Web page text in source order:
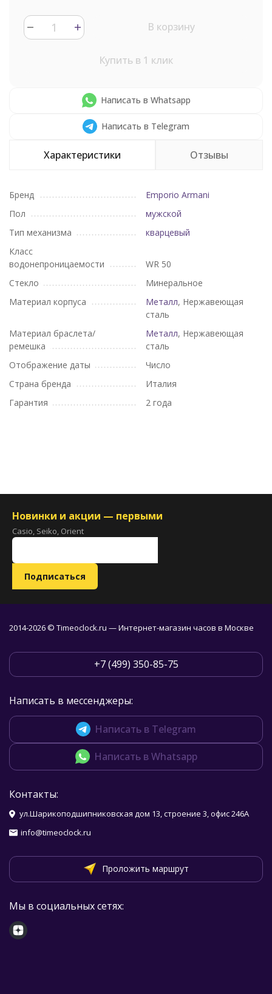
В корзину
Купить в 1 клик
Написать в Whatsapp
Написать в Telegram
Характеристики Отзывы
Бренд
Emporio Armani
Пол
мужской
Тип механизма
кварцевый
Класс
водонепроницаемости
WR 50
Стекло
Минеральное
Материал корпуса
Металл, Нержавеющая
сталь
Материал браслета/
ремешка
Металл, Нержавеющая
сталь
Отображение даты
Число
Страна бренда
Италия
Гарантия
2 года
Новинки и акции — первыми
Casio, Seiko, Orient
2014-2026 © Timeoclock.ru — Интернет-магазин часов в Москве
+7 (499) 350-85-75
Написать в мессенджеры:
Написать в Telegram
Написать в Whatsapp
Контакты:
ул.Шарикоподшипниковская дом 13, строение 3, офис 246А
info@timeoclock.ru
Проложить маршрут
Мы в социальных сетях: